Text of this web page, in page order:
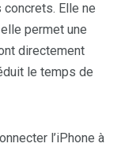
Elle ne
permet une
directement
le temps de
l’iPhone à